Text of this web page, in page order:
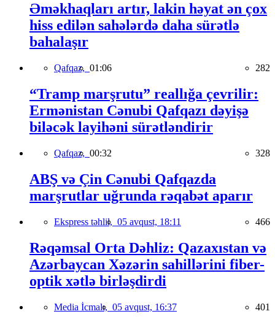
Əməkhaqları artır, lakin həyat ən çox
hiss edilən sahələrdə daha sürətlə
bahalaşır
Qafqaz, 01:06 282
“Tramp marşrutu” reallığa çevrilir:
Ermənistan Cənubi Qafqazı dəyişə
biləcək layihəni sürətləndirir
Qafqaz, 00:32 328
ABŞ və Çin Cənubi Qafqazda
marşrutlar uğrunda rəqabət aparır
Ekspress təhlil, 05 avqust, 18:11 466
Rəqəmsal Orta Dəhliz: Qazaxıstan və
Azərbaycan Xəzərin sahillərini fiber-
optik xətlə birləşdirdi
Media İcmalı, 05 avqust, 16:37 401